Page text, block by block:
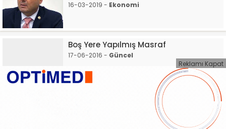
16-03-2019 - Ekonomi
Boş Yere Yapılmış Masraf
17-06-2016 - Güncel
Köprülü, meyve ve sebze fiyatlarını
Reklamı Kapat